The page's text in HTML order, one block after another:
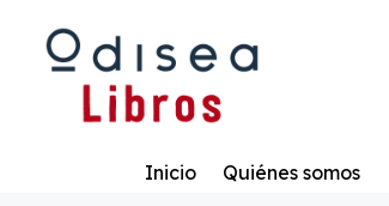
Inicio Quiénes somos